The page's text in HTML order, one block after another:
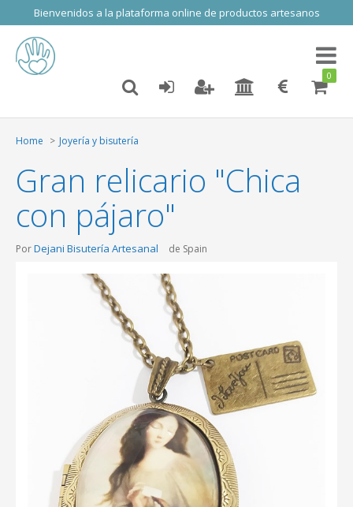
Bienvenidos a la plataforma online de productos artesanos
Toggle
0
Home Joyería y bisutería
Gran relicario "Chica
con pájaro"
PorDejani Bisutería Artesanal de Spain